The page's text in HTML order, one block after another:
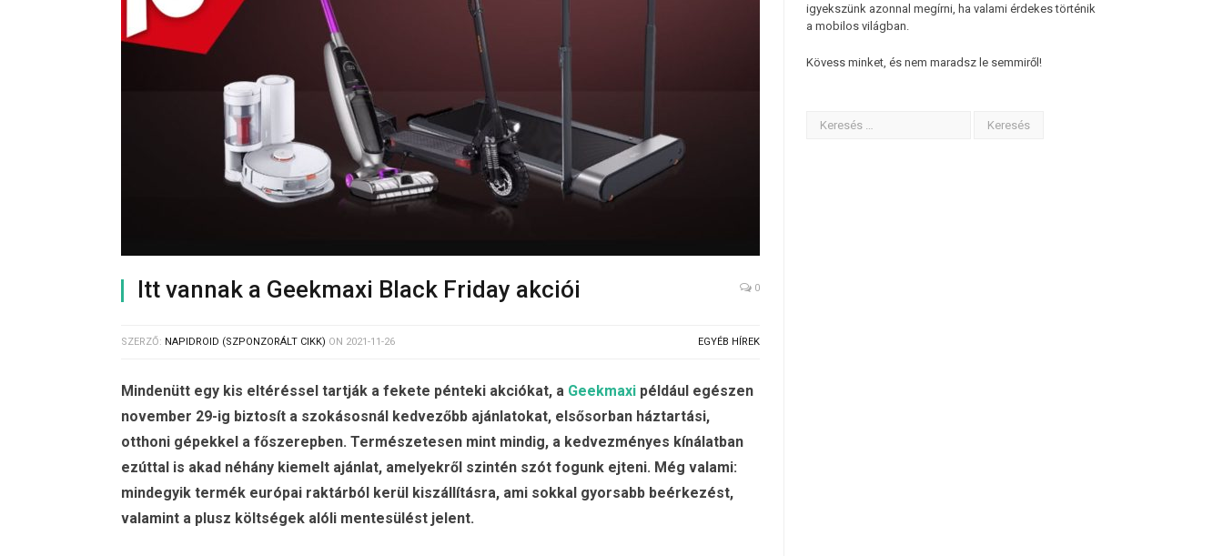
Itt vannak a Geekmaxi Black Friday akciói 0
SZERZŐ: NAPIDROID (SZPONZORÁLT CIKK) ON 2021-11-26 EGYÉB HÍREK
Mindenütt egy kis eltéréssel tartják a fekete pénteki akciókat, a Geekmaxi például egészen
november 29-ig biztosít a szokásosnál kedvezőbb ajánlatokat, elsősorban háztartási,
otthoni gépekkel a főszerepben. Természetesen mint mindig, a kedvezményes kínálatban
ezúttal is akad néhány kiemelt ajánlat, amelyekről szintén szót fogunk ejteni. Még valami:
mindegyik termék európai raktárból kerül kiszállításra, ami sokkal gyorsabb beérkezést,
valamint a plusz költségek alóli mentesülést jelent.
igyekszünk azonnal megírni, ha valami érdekes történik
a mobilos világban.
Kövess minket, és nem maradsz le semmiről!